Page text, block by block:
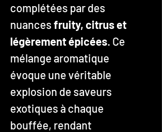
complétées par des
nuancesfruity, citrus et
légèrement épicées. Ce
mélange aromatique
évoque une véritable
explosion de saveurs
exotiques à chaque
bouffée, rendant